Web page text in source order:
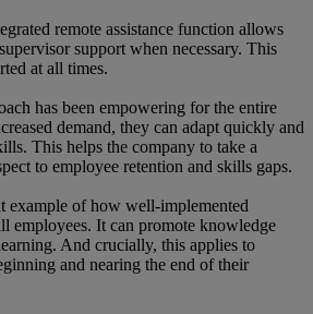
remote assistance function allows
support when necessary. This
at all times.
has been empowering for the entire
demand, they can adapt quickly and
This helps the company to take a
to employee retention and skills gaps.
example of how well-implemented
employees. It can promote knowledge
And crucially, this applies to
and nearing the end of their